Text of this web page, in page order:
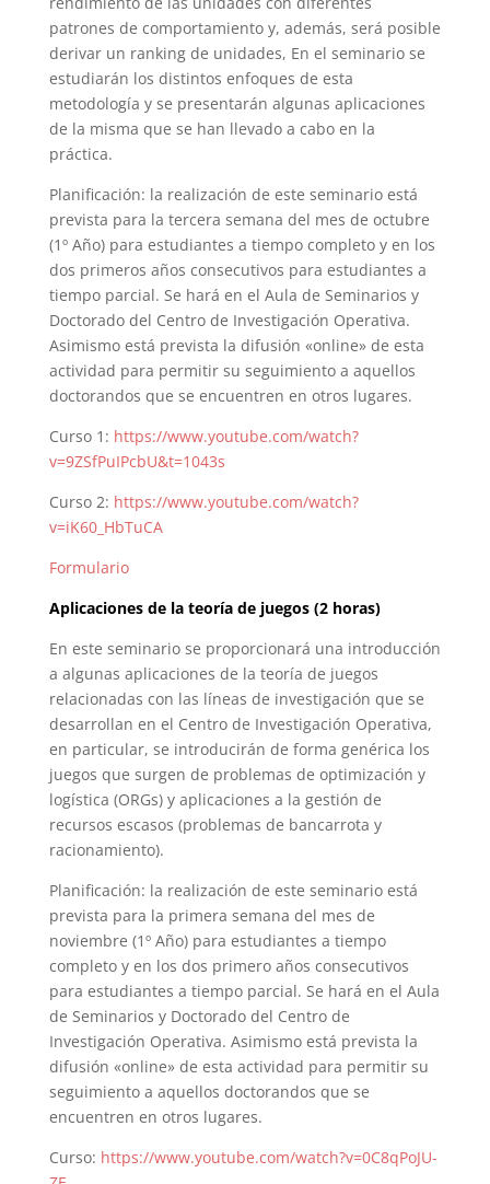
patrones de comportamiento y, además, será posible
derivar un ranking de unidades, En el seminario se
estudiarán los distintos enfoques de esta
metodología y se presentarán algunas aplicaciones
de la misma que se han llevado a cabo en la
práctica.
Planificación: la realización de este seminario está
prevista para la tercera semana del mes de octubre
(1º Año) para estudiantes a tiempo completo y en los
dos primeros años consecutivos para estudiantes a
tiempo parcial. Se hará en el Aula de Seminarios y
Doctorado del Centro de Investigación Operativa.
Asimismo está prevista la difusión «online» de esta
actividad para permitir su seguimiento a aquellos
doctorandos que se encuentren en otros lugares.
Curso 1: https://www.youtube.com/watch?
v=9ZSfPuIPcbU&t=1043s
Curso 2: https://www.youtube.com/watch?
v=iK60_HbTuCA
Formulario
Aplicaciones de la teoría de juegos (2 horas)
En este seminario se proporcionará una introducción
a algunas aplicaciones de la teoría de juegos
relacionadas con las líneas de investigación que se
desarrollan en el Centro de Investigación Operativa,
en particular, se introducirán de forma genérica los
juegos que surgen de problemas de optimización y
logística (ORGs) y aplicaciones a la gestión de
recursos escasos (problemas de bancarrota y
racionamiento).
Planificación: la realización de este seminario está
prevista para la primera semana del mes de
noviembre (1º Año) para estudiantes a tiempo
completo y en los dos primero años consecutivos
para estudiantes a tiempo parcial. Se hará en el Aula
de Seminarios y Doctorado del Centro de
Investigación Operativa. Asimismo está prevista la
difusión «online» de esta actividad para permitir su
seguimiento a aquellos doctorandos que se
encuentren en otros lugares.
Curso: https://www.youtube.com/watch?v=0C8qPoJU-